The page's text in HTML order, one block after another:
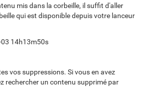
mis dans la corbeille, il suffit d'aller
qui est disponible depuis votre lanceur
vos suppressions. Si vous en avez
rechercher un contenu supprimé par